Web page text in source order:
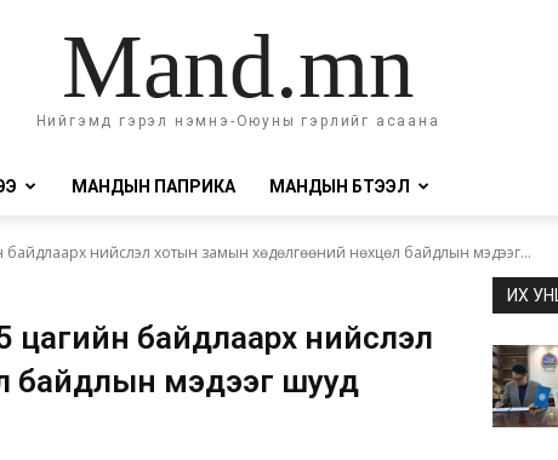
Mand.mn
Нийгэмд гэрэл нэмнэ-Оюуны гэрлийг асаана
МАНДЫН ПАПРИКА МАНДЫН БҮТЭЭЛ
нийслэл хотын замын хөдөлгөөний нөхцөл байдлын мэдээг...
цагийн байдлаарх нийслэл
байдлын мэдээг шууд
ИХ